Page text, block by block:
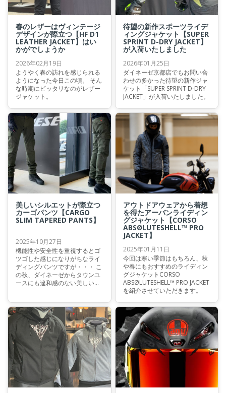
春のレザーはヴィンテージ
デザインが際立つ【HF D1
LEATHER JACKET】はい
かがでしょうか
2026年02月19日
ようやく春の訪れを感じられる
ようになった今日この頃。 そん
な時期にピッタリなのがレザー
ジャケット。
待望の新作スポーツライデ
ィングジャケット【SUPER
SPRINT D-DRY JACKET】
が入荷いたしました
2026年01月25日
ダイネーゼ京都店でもお問い合
わせの多かった待望の新作ジャ
ケット「SUPER SPRINT D-DRY
JACKET」が入荷いたしました。
美しいシルエットが際立つ
カーゴパンツ【CARGO
SLIM TAPERED PANTS】
2025年10月27日
機能性や安全性を重視するとゴ
ツゴした感じになりがちなライ
ディングパンツですが・・・ こ
の秋、ダイネーゼからタウンユ
ースにも違和感のない美しいシ
イディングパンツが登場しまし
た。
アウトドアウェアから着想
を得たアーバンライディン
グジャケット【CORSO
ABSØLUTESHELL™ PRO
JACKET】
2025年01月11日
今回は寒い季節はもちろん、秋
や春にもおすすめのライディン
グジャケットCORSO
ABSØLUTESHELL™ PRO JACKET
を紹介させていただきます。